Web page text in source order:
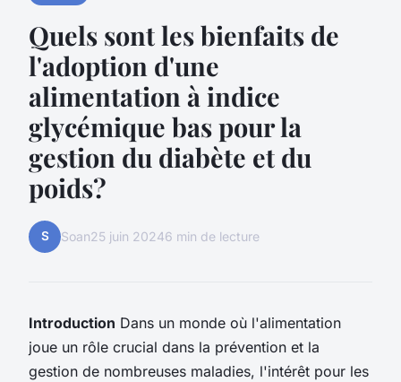
Quels sont les bienfaits de
l'adoption d'une
alimentation à indice
glycémique bas pour la
gestion du diabète et du
poids?
S Soan25 juin 20246 min de lecture
Introduction Dans un monde où l'alimentation
joue un rôle crucial dans la prévention et la
gestion de nombreuses maladies, l'intérêt pour les